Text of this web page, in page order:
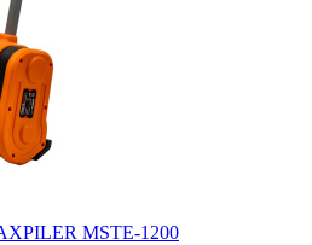
MSTE-1200